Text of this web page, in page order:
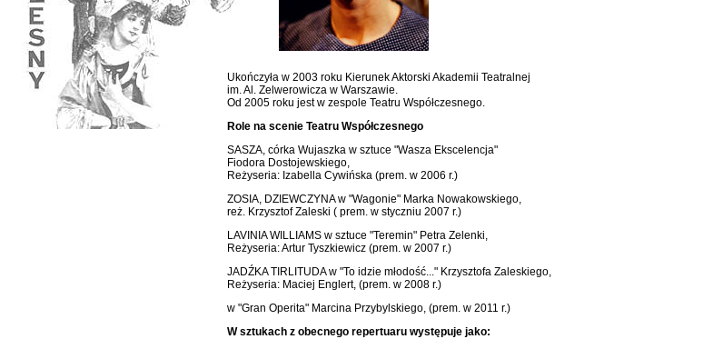
Ukończyła w 2003 roku Kierunek Aktorski Akademii Teatralnej
im. Al. Zelwerowicza w Warszawie.
Od 2005 roku jest w zespole Teatru Współczesnego.
Role na scenie Teatru Współczesnego
SASZA, córka Wujaszka w sztuce "Wasza Ekscelencja"
Fiodora Dostojewskiego,
Reżyseria: Izabella Cywińska (prem. w 2006 r.)
ZOSIA, DZIEWCZYNA w "Wagonie" Marka Nowakowskiego,
reż. Krzysztof Zaleski ( prem. w styczniu 2007 r.)
LAVINIA WILLIAMS w sztuce "Teremin" Petra Zelenki,
Reżyseria: Artur Tyszkiewicz (prem. w 2007 r.)
JADŹKA TIRLITUDA w "To idzie młodość..." Krzysztofa Zaleskiego,
Reżyseria: Maciej Englert, (prem. w 2008 r.)
w "Gran Operita" Marcina Przybylskiego, (prem. w 2011 r.)
W sztukach z obecnego repertuaru występuje jako: